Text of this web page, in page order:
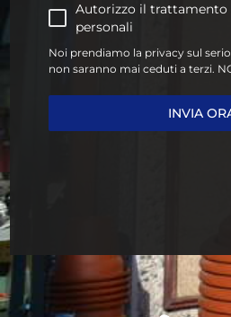
Autorizzo il trattamento
personali
Noi prendiamo la privacy sul
non saranno mai ceduti a terzi.
INVIA